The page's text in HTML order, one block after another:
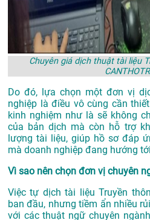
Chuyên giá dịch thuật tài liệu
Do đó, lựa chọn một đơn vị
nghiệp là điều vô cùng cần
kinh nghiệm như là sẽ không
của bản dịch mà còn hỗ trợ
lượng tài liệu, giúp hồ sơ đáp
mà doanh nghiệp đang hướng
Vì sao nên chọn đơn vị chuyên
Việc tự dịch tài liệu Truyền
ban đầu, nhưng tiềm ẩn nhiều
với các thuật ngữ chuyên